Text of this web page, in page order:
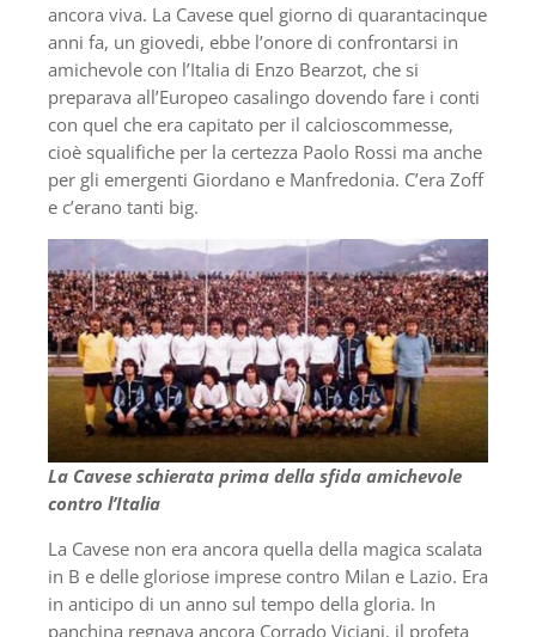
ancora viva. La Cavese quel giorno di quarantacinque
anni fa, un giovedi, ebbe l’onore di confrontarsi in
amichevole con l’Italia di Enzo Bearzot, che si
preparava all’Europeo casalingo dovendo fare i conti
con quel che era capitato per il calcioscommesse,
cioè squalifiche per la certezza Paolo Rossi ma anche
per gli emergenti Giordano e Manfredonia. C’era Zoff
e c’erano tanti big.
La Cavese schierata prima della sfida amichevole
contro l’Italia
La Cavese non era ancora quella della magica scalata
in B e delle gloriose imprese contro Milan e Lazio. Era
in anticipo di un anno sul tempo della gloria. In
panchina regnava ancora Corrado Viciani, il profeta